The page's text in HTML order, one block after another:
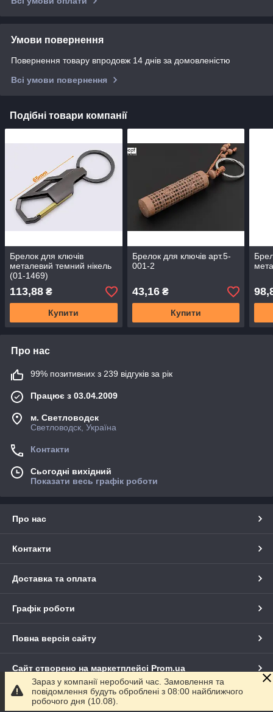
Умови повернення
Повернення товару впродовж 14 днів за домовленістю
Всі умови повернення
Подібні товари компанії
Брелок для ключів
металевий темний нікель
(01-1469)
113,88 ₴
Купити
Брелок для ключів арт.5-
001-2
43,16₴
Купити
Про нас
99% позитивних з 239 відгуків за рік
Працює з 03.04.2009
м. Светловодск
Светловодск, Україна
Контакти
Сьогодні вихідний
Показати весь графік роботи
Про нас
Контакти
Доставка та оплата
Графік роботи
Повна версія сайту
Сайт створено на маркетплейсі Prom.ua
Політика конфіденційності
Зараз у компанії неробочий час. Замовлення та
повідомлення будуть оброблені з 08:00 найближчого
робочого дня (10.08).